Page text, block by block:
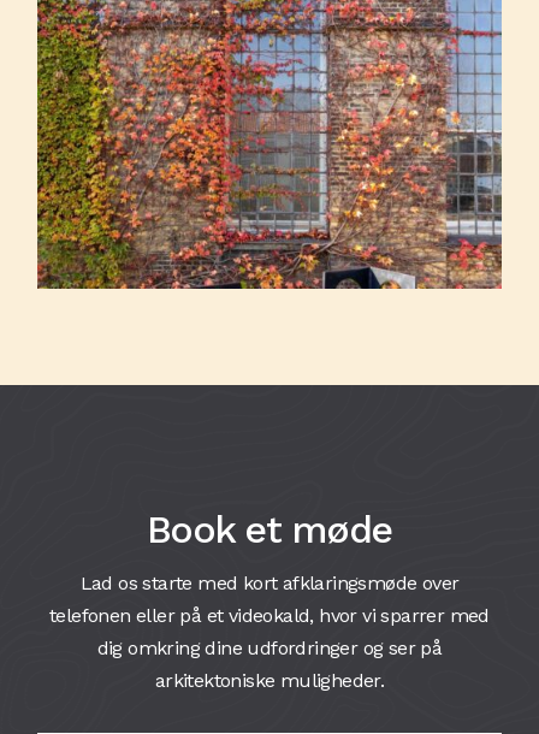
Book et møde
Lad os starte med kort afklaringsmøde over
telefonen eller på et videokald, hvor vi sparrer med
dig omkring dine udfordringer og ser på
arkitektoniske muligheder.